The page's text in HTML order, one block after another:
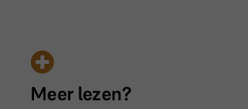
Meer lezen?